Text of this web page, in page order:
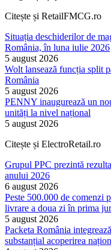
Citește și RetailFMCG.ro
Situația deschiderilor de
România, în luna iulie 2026
5 august 2026
Wolt lansează funcția split
România
5 august 2026
PENNY inaugurează un
unități la nivel național
5 august 2026
Citește și ElectroRetail.ro
Grupul PPC prezintă
anului 2026
6 august 2026
Peste 500.000 de comenzi
livrare a doua zi în prima
5 august 2026
Packeta România
substanțial acoperirea